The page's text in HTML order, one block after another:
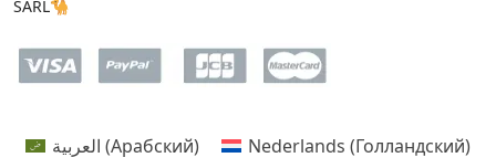
SARL🐪
العربية (Арабский) Nederlands (Голландский)